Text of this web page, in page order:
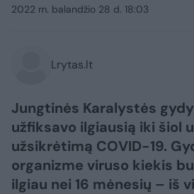
2022 m. balandžio 28 d. 18:03
Lrytas.lt
Jungtinės Karalystės
užfiksavo ilgiausią iki šiol
užsikrėtimą COVID-19.
organizme viruso kiekis
ilgiau nei 16 mėnesių – iš